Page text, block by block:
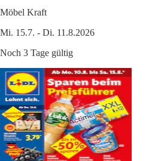
Möbel Kraft
Mi. 15.7. - Di. 11.8.2026
Noch 3 Tage gültig